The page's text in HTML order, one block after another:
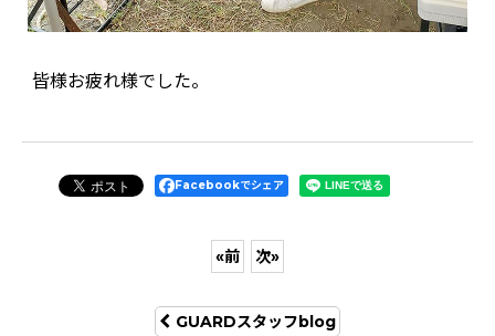
皆様お疲れ様でした。
Facebookでシェア
«前 次»
GUARDスタッフblog